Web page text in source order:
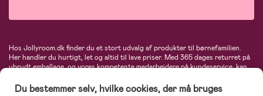
Hos Jollyroom.dk finder du et stort udvalg af produkter til børnefamilien.
Her handler du hurtigt, let og altid til lave priser. Med 365 dages returret på
ubrudt emballage, og vores kompetente medarbejdere på kundeservice, kan
barnevogne, autostole, børne- og babytøj, produkter til gravide og ammende
Du bestemmer selv, hvilke cookies, der må bruges